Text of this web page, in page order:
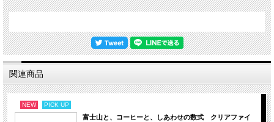
関連商品
NEW PICK UP
富士山と、コーヒーと、しあわせの数式 クリアファイ